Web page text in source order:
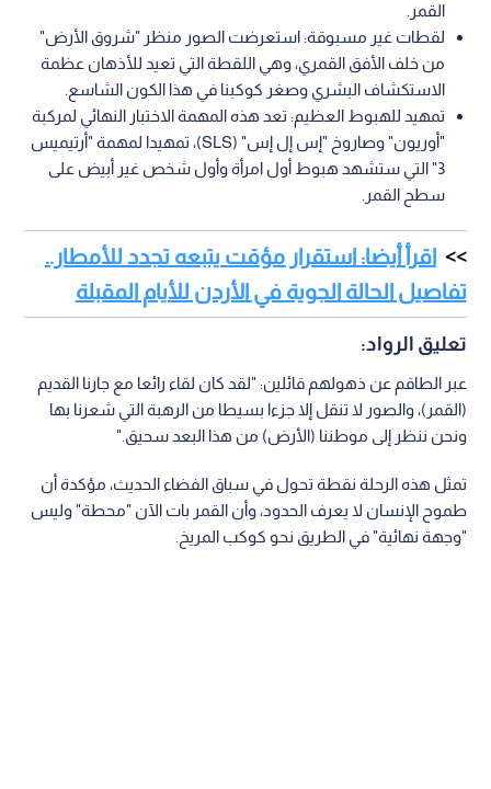
القمر.
لقطات غير مسبوقة: استعرضت الصور منظر "شروق الأرض"
من خلف الأفق القمري، وهي اللقطة التي تعيد للأذهان عظمة
الاستكشاف البشري وصغر كوكبنا في هذا الكون الشاسع.
تمهيد للهبوط العظيم: تعد هذه المهمة الاختبار النهائي لمركبة
"أوريون" وصاروخ "إس إل إس" (SLS)، تمهيدا لمهمة "أرتيميس
3" التي ستشهد هبوط أول امرأة وأول شخص غير أبيض على
سطح القمر.
اقرأ أيضا: استقرار مؤقت يتبعه تجدد للأمطار..
تفاصيل الحالة الجوية في الأردن للأيام المقبلة
تعليق الرواد:
عبر الطاقم عن ذهولهم قائلين: "لقد كان لقاء رائعا مع جارنا القديم
(القمر)، والصور لا تنقل إلا جزءا بسيطا من الرهبة التي شعرنا بها
ونحن ننظر إلى موطننا (الأرض) من هذا البعد سحيق."
تمثل هذه الرحلة نقطة تحول في سباق الفضاء الحديث، مؤكدة أن
طموح الإنسان لا يعرف الحدود، وأن القمر بات الآن "محطة" وليس
"وجهة نهائية" في الطريق نحو كوكب المريخ.